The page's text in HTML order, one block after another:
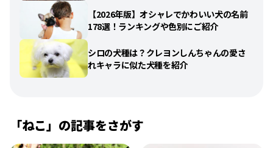
【2026年版】オシャレでかわいい犬の名前
178選！ランキングや色別にご紹介
シロの犬種は？クレヨンしんちゃんの愛さ
れキャラに似た犬種を紹介
「ねこ」の記事をさがす